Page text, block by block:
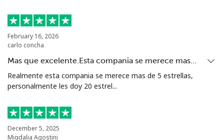
Tashkent ⁦16.5¢⁩
February 16, 2026
carlo concha
Mas que excelente.Esta compania se merece mas…
Realmente esta compania se merece mas de 5 estrellas,
personalmente les doy 20 estrel...
December 5, 2025
Migdalia Agostini